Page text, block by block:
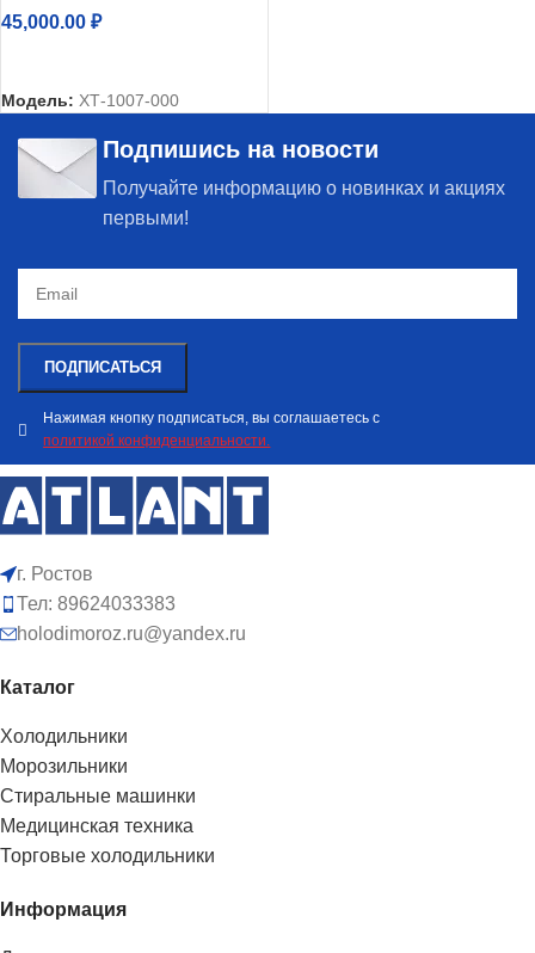
45,000.00 ₽
Модель: ХТ-1007-000
Подпишись на новости
Получайте информацию о новинках и акциях
первыми!
Нажимая кнопку подписаться, вы соглашаетесь с
политикой конфиденциальности.
г. Ростов
Тел: 89624033383
holodimoroz.ru@yandex.ru
Каталог
Холодильники
Морозильники
Стиральные машинки
Медицинская техника
Торговые холодильники
Информация